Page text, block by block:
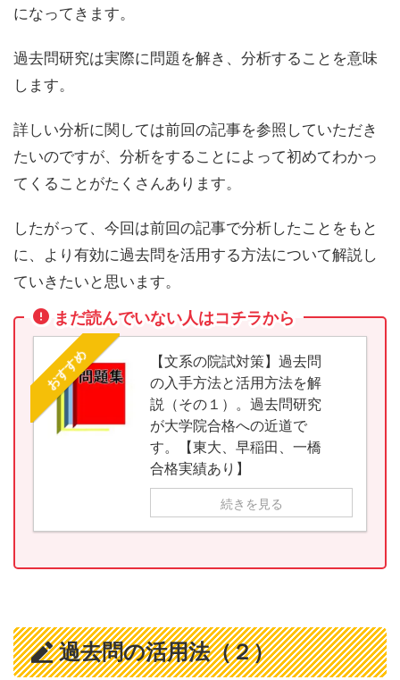
になってきます。
過去問研究は実際に問題を解き、分析することを意味
します。
詳しい分析に関しては前回の記事を参照していただき
たいのですが、分析をすることによって初めてわかっ
てくることがたくさんあります。
したがって、今回は前回の記事で分析したことをもと
に、より有効に過去問を活用する方法について解説し
ていきたいと思います。
まだ読んでいない人はコチラから
おすすめ
【文系の院試対策】過去問
の入手方法と活用方法を解
説（その１）。過去問研究
が大学院合格への近道で
す。【東大、早稲田、一橋
合格実績あり】
続きを見る
過去問の活用法（２）